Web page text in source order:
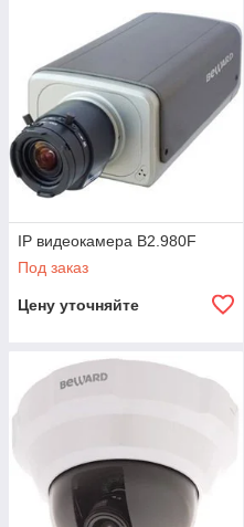
IP видеокамера B2.980F
Под заказ
Цену уточняйте